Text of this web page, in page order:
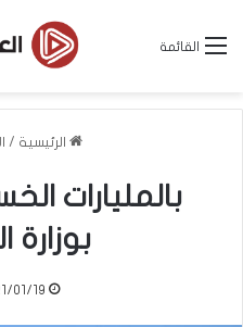
القائمة
الرئيسية /
بالمليارات
بوزارة
01/19